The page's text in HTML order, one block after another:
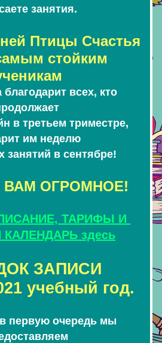
занятия.
стойким
всех, кто
в третьем триместре,
им неделю
занятий в сентябре!
ВАМ ОГРОМНОЕ!
ТАРИФЫ И
здесь
ЗАПИСИ
учебный год.
в первую очередь мы